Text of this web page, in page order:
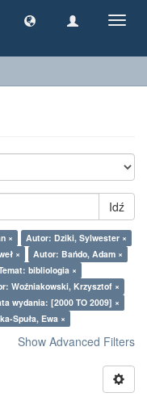
Idź
×
Autor: Dziki, Sylwester ×
×
Autor: Bańdo, Adam ×
bibliologia ×
Woźniakowski, Krzysztof ×
wydania: [2000 TO 2009] ×
Spuła, Ewa ×
Show Advanced Filters